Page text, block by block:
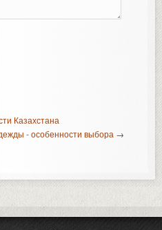
Казахстана
- особенности выбора →